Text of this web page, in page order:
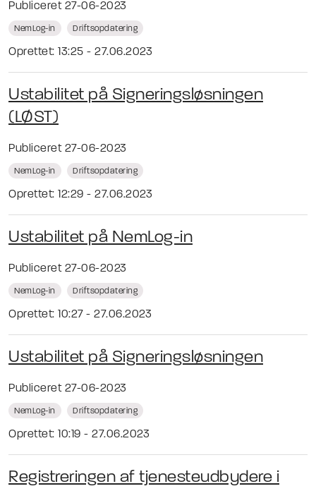
Publiceret 27-06-2023
NemLog-in Driftsopdatering
Oprettet: 13:25 - 27.06.2023
Ustabilitet på Signeringsløsningen
(LØST)
Publiceret 27-06-2023
NemLog-in Driftsopdatering
Oprettet: 12:29 - 27.06.2023
Ustabilitet på NemLog-in
Publiceret 27-06-2023
NemLog-in Driftsopdatering
Oprettet: 10:27 - 27.06.2023
Ustabilitet på Signeringsløsningen
Publiceret 27-06-2023
NemLog-in Driftsopdatering
Oprettet: 10:19 - 27.06.2023
Registreringen af tjenesteudbydere i